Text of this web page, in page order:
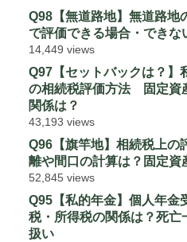
Q98【無道路地】無道路地
で評価できる場合・できな
14,449 views
Q97【セットバックは？】
の相続税評価方法 固定資
関係は？
43,193 views
Q96【旗竿地】相続税上の
離や間口の計算は？固定資
52,845 views
Q95【私的年金】個人年金
税・所得税の関係は？死
扱い